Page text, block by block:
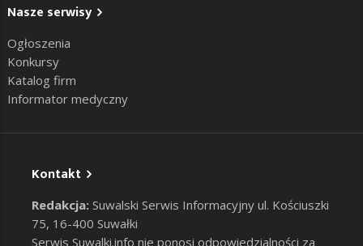
Nasze serwisy
Ogłoszenia
Konkursy
Katalog firm
Informator medyczny
Kontakt
Redakcja: Suwalski Serwis Informacyjny ul. Kościuszki
75, 16-400 Suwałki
Serwis Suwalki.info nie ponosi odpowiedzialności za